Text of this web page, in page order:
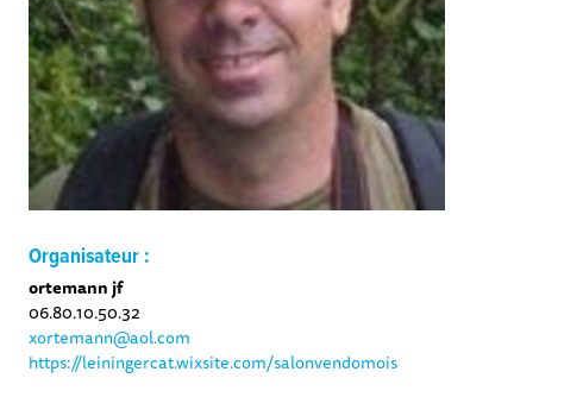
Organisateur :
ortemann jf
06.80.10.50.32
xortemann@aol.com
https://leiningercat.wixsite.com/salonvendomois